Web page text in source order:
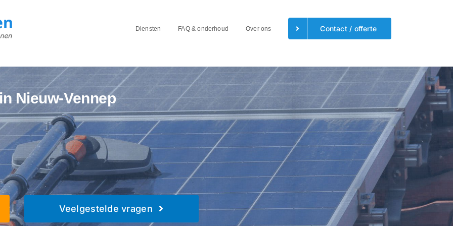
Diensten FAQ & onderhoud Over ons Contact / offerte
Nieuw-Vennep
Veelgestelde vragen